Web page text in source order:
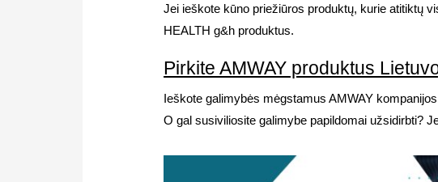
Jei ieškote kūno priežiūros produktų, kurie atitiktų
HEALTH g&h produktus.
Pirkite AMWAY produktus
Ieškote galimybės mėgstamus AMWAY
O gal susiviliosite galimybe papildomai užsidirbti?